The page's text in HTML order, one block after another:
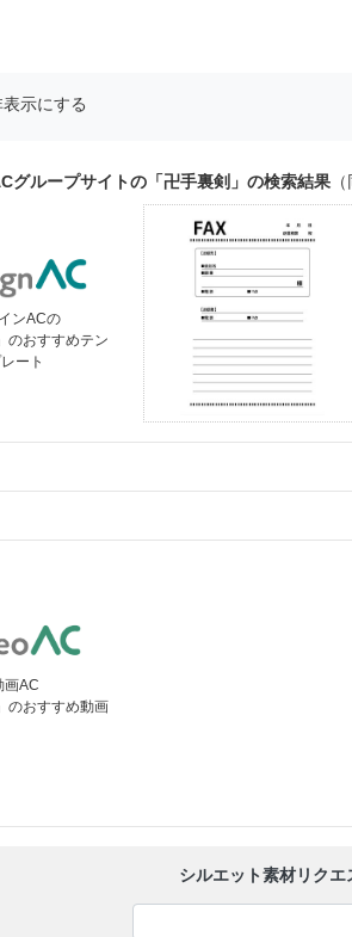
示にする
グループサイトの「卍手裏剣」の検索結果
ンACの
のおすすめテン
ート
画AC
のおすすめ動画
シルエット素材リクエ